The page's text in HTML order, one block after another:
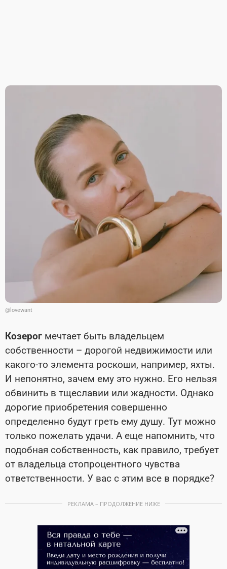
@lovewant
Козерог мечтает быть владельцем
собственности – дорогой недвижимости или
какого-то элемента роскоши, например, яхты.
И непонятно, зачем ему это нужно. Его нельзя
обвинить в тщеславии или жадности. Однако
дорогие приобретения совершенно
определенно будут греть ему душу. Тут можно
только пожелать удачи. А еще напомнить, что
подобная собственность, как правило, требует
от владельца стопроцентного чувства
ответственности. У вас с этим все в порядке?
РЕКЛАМА – ПРОДОЛЖЕНИЕ НИЖЕ